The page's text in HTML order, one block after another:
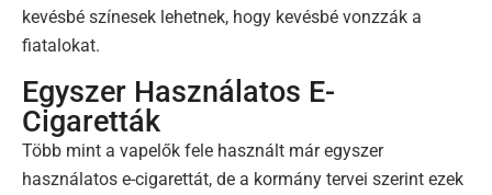
kevésbé színesek lehetnek, hogy kevésbé vonzzák a
fiatalokat.
Egyszer Használatos E-
Cigaretták
Több mint a vapelők fele használt már egyszer
használatos e-cigarettát, de a kormány tervei szerint ezek